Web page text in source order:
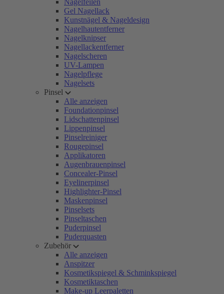
Nagelfeilen
Gel Nagellack
Kunstnägel & Nageldesign
Nagelhautentferner
Nagelknipser
Nagellackentferner
Nagelscheren
UV-Lampen
Nagelpflege
Nagelsets
Pinsel
Alle anzeigen
Foundationpinsel
Lidschattenpinsel
Lippenpinsel
Pinselreiniger
Rougepinsel
Applikatoren
Augenbrauenpinsel
Concealer-Pinsel
Eyelinerpinsel
Highlighter-Pinsel
Maskenpinsel
Pinselsets
Pinseltaschen
Puderpinsel
Puderquasten
Zubehör
Alle anzeigen
Anspitzer
Kosmetikspiegel & Schminkspiegel
Kosmetiktaschen
Make-up Leerpaletten